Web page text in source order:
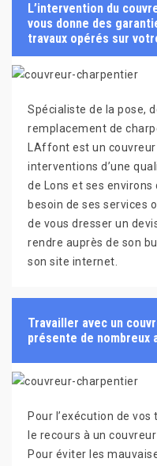
L’intervention du
vous donne des
travaux opérés sur
Spécialiste de la pose,
remplacement de
LAffont est un
interventions d’une
de Lons et ses environs
besoin de ses services
de vous dresser un
rendre auprès de son
son site internet.
Travailler avec un
présente de nombreux
Pour l’exécution de
le recours à un
Pour éviter les